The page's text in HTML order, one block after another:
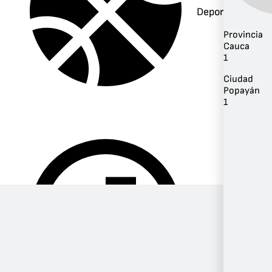
Deportes
Provincia
Cauca
1
Ciudad
Popayán
1